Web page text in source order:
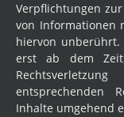
Verpflichtungen
von Informationen
hiervon unberührt.
erst ab dem
entsprechenden
Inhalte umgehend